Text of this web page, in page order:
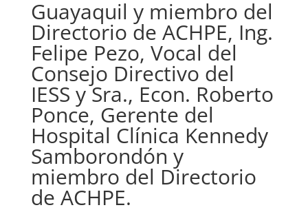
Guayaquil y miembro del
Directorio de ACHPE, Ing.
Felipe Pezo, Vocal del
Consejo Directivo del
IESS y Sra., Econ. Roberto
Ponce, Gerente del
Hospital Clínica Kennedy
Samborondón y
miembro del Directorio
de ACHPE.